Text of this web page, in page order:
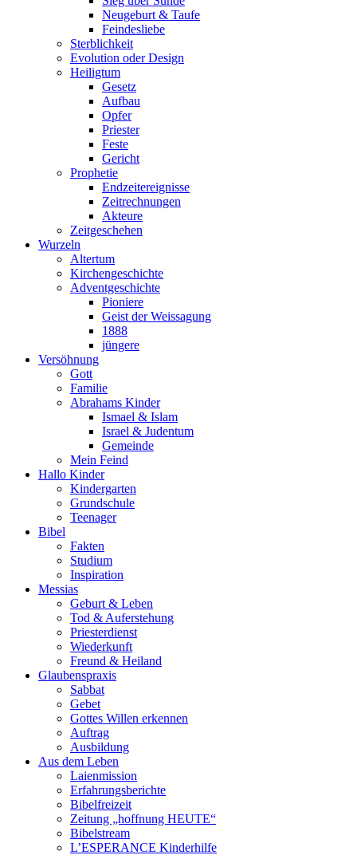
Neugeburt & Taufe
Feindesliebe
Sterblichkeit
Evolution oder Design
Heiligtum
Gesetz
Aufbau
Opfer
Priester
Feste
Gericht
Prophetie
Endzeitereignisse
Zeitrechnungen
Akteure
Zeitgeschehen
Wurzeln
Altertum
Kirchengeschichte
Adventgeschichte
Pioniere
Geist der Weissagung
1888
jüngere
Versöhnung
Gott
Familie
Abrahams Kinder
Ismael & Islam
Israel & Judentum
Gemeinde
Mein Feind
Hallo Kinder
Kindergarten
Grundschule
Teenager
Bibel
Fakten
Studium
Inspiration
Messias
Geburt & Leben
Tod & Auferstehung
Priesterdienst
Wiederkunft
Freund & Heiland
Glaubenspraxis
Sabbat
Gebet
Gottes Willen erkennen
Auftrag
Ausbildung
Aus dem Leben
Laienmission
Erfahrungsberichte
Bibelfreizeit
Zeitung „hoffnung HEUTE“
Bibelstream
L’ESPERANCE Kinderhilfe